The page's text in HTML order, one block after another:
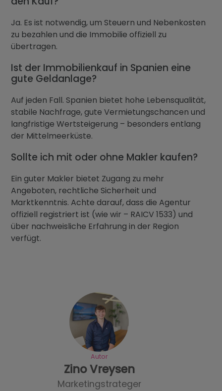
Ja. Es ist notwendig, um Steuern und Nebenkosten
zu bezahlen und die Immobilie offiziell zu
übertragen.
Ist der Immobilienkauf in Spanien eine
gute Geldanlage?
Auf jeden Fall. Spanien bietet hohe Lebensqualität,
stabile Nachfrage, gute Vermietungschancen und
langfristige Wertsteigerung – besonders entlang
der Mittelmeerküste.
Sollte ich mit oder ohne Makler kaufen?
Ein guter Makler bietet Zugang zu mehr
Angeboten, rechtliche Sicherheit und
Marktkenntnis. Achte darauf, dass die Agentur
offiziell registriert ist (wie wir – RAICV 1533) und
über nachweisliche Erfahrung in der Region
verfügt.
Autor
Zino Vreysen
Marketingstrateger